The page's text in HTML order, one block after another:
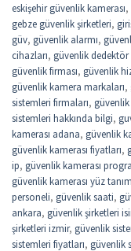
eskişehir güvenlik kamerası,
gebze güvenlik şirketleri,
güv, güvenlik alarmı,
cihazları, güvenlik dedektör
güvenlik firması, güvenlik
güvenlik kamera markaları,
sistemleri firmaları,
sistemleri hakkında bilgi,
kamerası adana, güvenlik
güvenlik kamerası fiyatları,
ip, güvenlik kamerası
güvenlik kamerası yüz
personeli, güvenlik saati,
ankara, güvenlik şirketleri
şirketleri izmir, güvenlik
sistemleri fiyatları, güvenlik